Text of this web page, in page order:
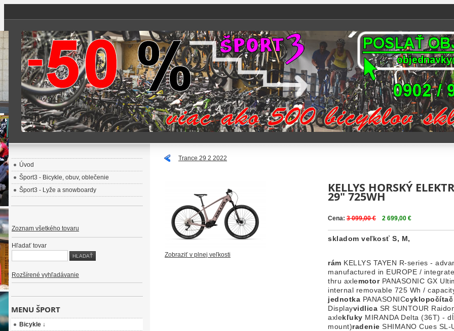
Trance 29 2 2022
Zobraziť v plnej veľkosti
KELLYS HORSKÝ
29" 725WH
Cena: 3 099,00 € 2 699,00 €
skladom veľkosť S, M,
rám KELLYS TAYEN R-series -
manufactured in EUROPE /
thru axlemotorPANASONIC GX
internal removable 725 Wh /
jednotka PANASONICcyklopočítač
Displayvidlica SR SUNTOUR
axlekľuky MIRANDA Delta (36T) -
mount)radenie SHIMANO Cues
Úvod
Šport3 - Bicykle, obuv, oblečenie
Šport3 - Lyže a snowboardy
Zoznam všetkého tovaru
Hľadať tovar
Rozšírené vyhľadávanie
MENU ŠPORT
Bicykle ↓